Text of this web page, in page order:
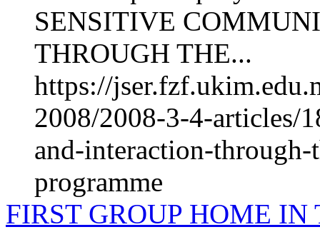
SENSITIVE
THROUGH THE...
https://
2008/2008-3-4-articles/
and-interaction-
programme
FIRST GROUP HOME